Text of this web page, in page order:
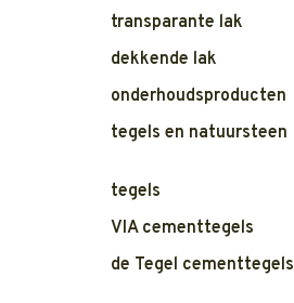
transparante lak
dekkende lak
onderhoudsproducten
tegels en natuursteen
tegels
VIA cementtegels
de Tegel cementtegels